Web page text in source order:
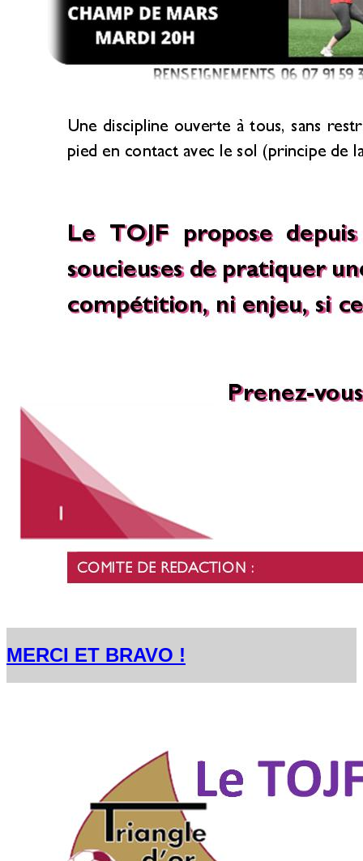
MERCI ET BRAVO !